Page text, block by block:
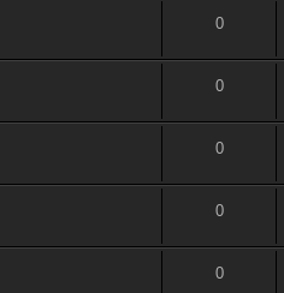
0
0
0
0
0